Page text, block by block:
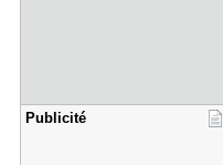
Publicité